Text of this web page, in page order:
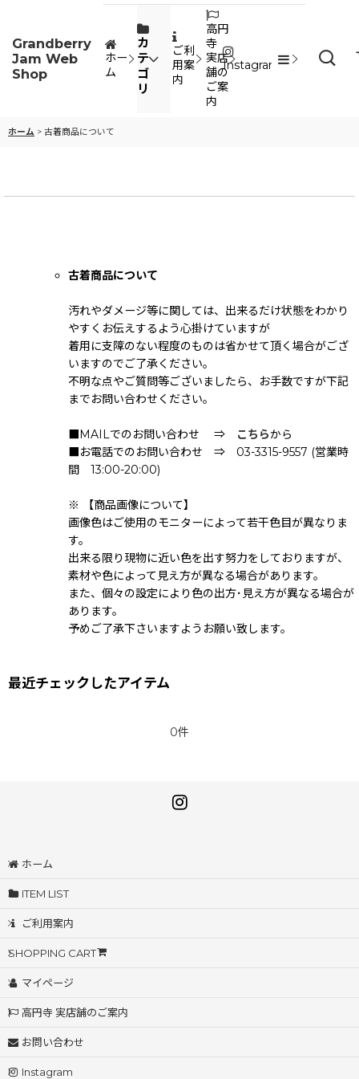
Grandberry
Jam Web
Shop
ホー
ム
カ
テ
ゴ
リ
ご利
用案
内
高円
寺
実店
舗の
ご案
内
Instagram
ホーム > 古着商品について
古着商品について
汚れやダメージ等に関しては、出来るだけ状態をわかり
やすくお伝えするよう心掛けていますが
着用に支障のない程度のものは省かせて頂く場合がござ
いますのでご了承ください。
不明な点やご質問等ございましたら、お手数ですが下記
までお問い合わせください。
■MAILでのお問い合わせ ⇒ こちらから
■お電話でのお問い合わせ ⇒ 03-3315-9557 (営業時
間 13:00-20:00)
※ 【商品画像について】
画像色はご使用のモニターによって若干色目が異なりま
す。
出来る限り現物に近い色を出す努力をしておりますが、
素材や色によって見え方が異なる場合があります。
また、個々の設定により色の出方･見え方が異なる場合が
あります。
予めご了承下さいますようお願い致します。
最近チェックしたアイテム
0件
ホーム
ITEM LIST
ご利用案内
SHOPPING CART
マイページ
高円寺 実店舗のご案内
お問い合わせ
Instagram